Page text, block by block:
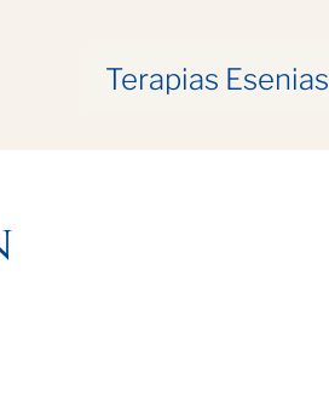
Terapias Esenias